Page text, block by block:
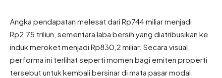
Angka pendapatan melesat dari Rp744 miliar menjadi
Rp2,75 triliun, sementara laba bersih yang diatribusikan ke
induk meroket menjadi Rp830,2 miliar. Secara visual,
performa ini terlihat seperti momen bagi emiten properti
tersebut untuk kembali bersinar di mata pasar modal.